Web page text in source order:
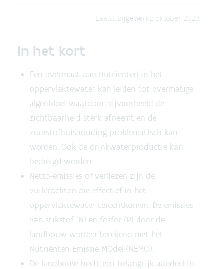
Laatst bijgewerkt: oktober 2023
In het kort
Een overmaat aan nutriënten in het
oppervlaktewater kan leiden tot overmatige
algenbloei waardoor bijvoorbeeld de
zichtbaarheid sterk afneemt en de
zuurstofhuishouding problematisch kan
worden. Ook de drinkwaterproductie kan
bedreigd worden.
Netto-emissies of verliezen zijn de
vuilvrachten die effectief in het
oppervlaktewater terechtkomen. De emissies
van stikstof (N) en fosfor (P) door de
landbouw worden berekend met het
Nutriënten Emissie MOdel (NEMO).
De landbouw heeft een belangrijk aandeel in